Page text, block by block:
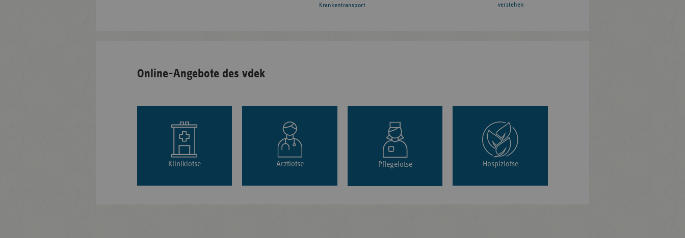
Krankentransport
verstehen
Online-Angebote des vdek
Kliniklotse Arztlotse Pflegelotse Hospizlotse